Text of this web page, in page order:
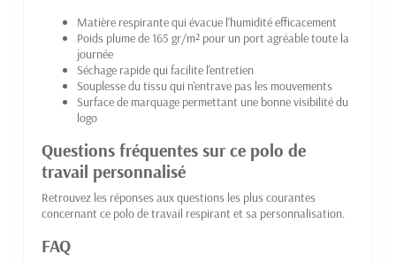
Matière respirante qui évacue l'humidité efficacement
Poids plume de 165 gr/m² pour un port agréable toute la
journée
Séchage rapide qui facilite l'entretien
Souplesse du tissu qui n'entrave pas les mouvements
Surface de marquage permettant une bonne visibilité du
logo
Questions fréquentes sur ce polo de
travail personnalisé
Retrouvez les réponses aux questions les plus courantes
concernant ce polo de travail respirant et sa personnalisation.
FAQ